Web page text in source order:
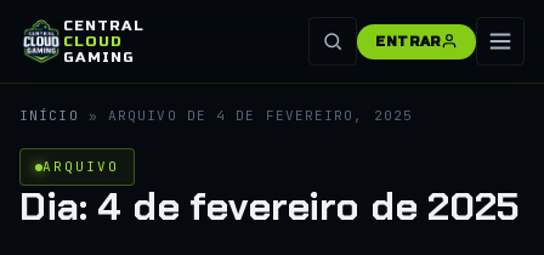
CENTRAL
CLOUD
GAMING
ENTRAR
INÍCIO » ARQUIVO DE 4 DE FEVEREIRO, 2025
ARQUIVO
Dia: 4 de fevereiro de 2025